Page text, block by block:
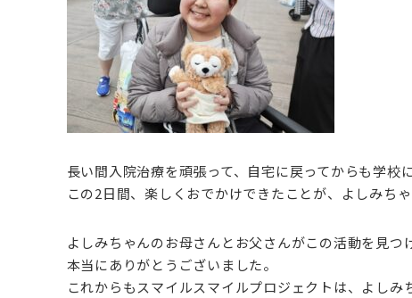
長い間入院治療を頑張って、自宅に戻ってからも学校
この2日間、楽しくおでかけできたことが、よしみち
よしみちゃんのお母さんとお父さんがこの活動を見
本当にありがとうございました。
これからもスマイルスマイルプロジェクトは、よしみ